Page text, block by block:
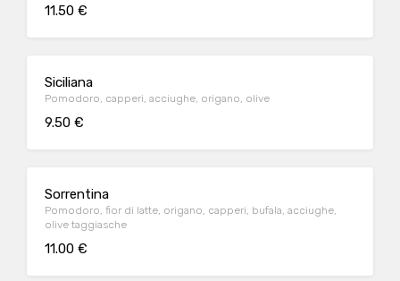
11.50 €
Siciliana
Pomodoro, capperi, acciughe, origano, olive
9.50 €
Sorrentina
Pomodoro, fior di latte, origano, capperi, bufala, acciughe,
olive taggiasche
11.00 €